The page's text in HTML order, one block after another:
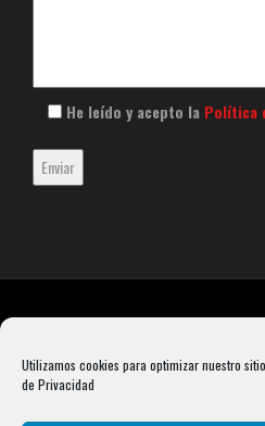
Utilizamos cookies para optimizar nuestro
de Privacidad
He leído y acepto la Política